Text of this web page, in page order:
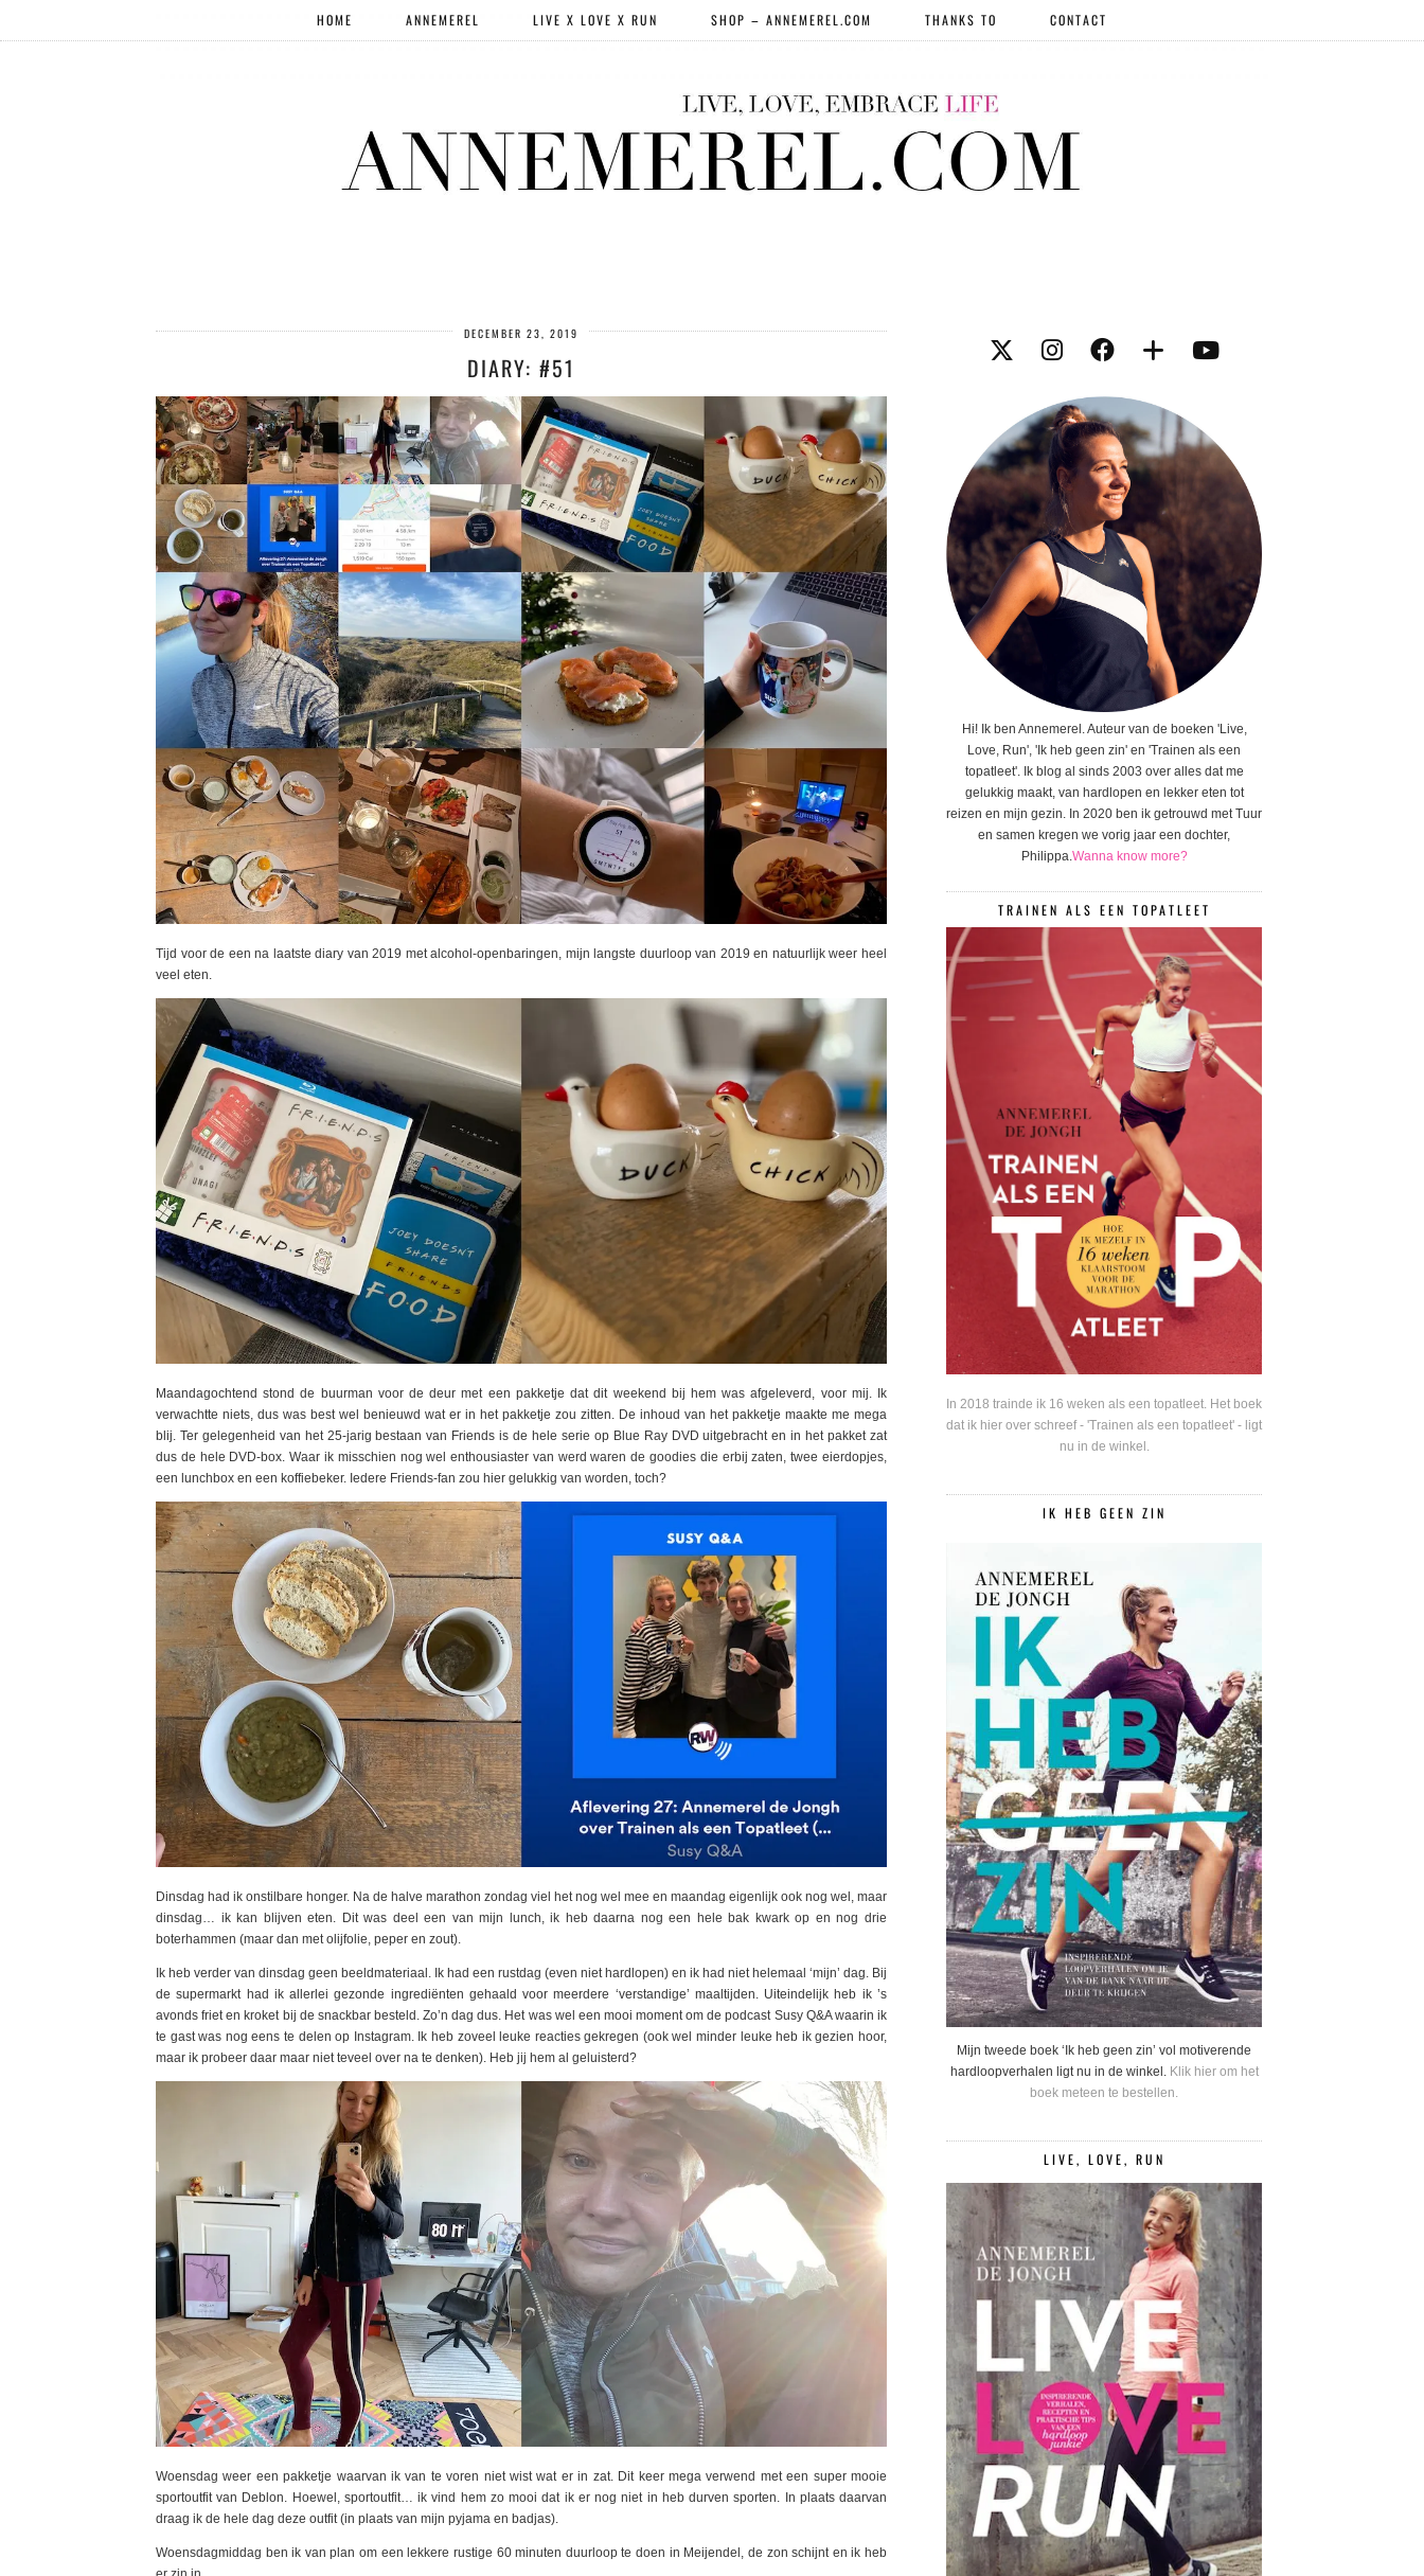
HOME ANNEMEREL LIVE X LOVE X RUN SHOP – ANNEMEREL.COM THANKS TO CONTACT
DECEMBER 23, 2019
DIARY: #51
Tijd voor de een na laatste diary van 2019 met alcohol-openbaringen, mijn langste duurloop van 2019 en natuurlijk weer heel
veel eten.
Maandagochtend stond de buurman voor de deur met een pakketje dat dit weekend bij hem was afgeleverd, voor mij. Ik
verwachtte niets, dus was best wel benieuwd wat er in het pakketje zou zitten. De inhoud van het pakketje maakte me mega
blij. Ter gelegenheid van het 25-jarig bestaan van Friends is de hele serie op Blue Ray DVD uitgebracht en in het pakket zat
dus de hele DVD-box. Waar ik misschien nog wel enthousiaster van werd waren de goodies die erbij zaten, twee eierdopjes,
een lunchbox en een koffiebeker. Iedere Friends-fan zou hier gelukkig van worden, toch?
Dinsdag had ik onstilbare honger. Na de halve marathon zondag viel het nog wel mee en maandag eigenlijk ook nog wel, maar
dinsdag… ik kan blijven eten. Dit was deel een van mijn lunch, ik heb daarna nog een hele bak kwark op en nog drie
boterhammen (maar dan met olijfolie, peper en zout).
Ik heb verder van dinsdag geen beeldmateriaal. Ik had een rustdag (even niet hardlopen) en ik had niet helemaal ‘mijn’ dag. Bij
de supermarkt had ik allerlei gezonde ingrediënten gehaald voor meerdere ‘verstandige’ maaltijden. Uiteindelijk heb ik ’s
avonds friet en kroket bij de snackbar besteld. Zo’n dag dus. Het was wel een mooi moment om de podcast Susy Q&A waarin ik
te gast was nog eens te delen op Instagram. Ik heb zoveel leuke reacties gekregen (ook wel minder leuke heb ik gezien hoor,
maar ik probeer daar maar niet teveel over na te denken). Heb jij hem al geluisterd?
Woensdag weer een pakketje waarvan ik van te voren niet wist wat er in zat. Dit keer mega verwend met een super mooie
sportoutfit van Deblon. Hoewel, sportoutfit… ik vind hem zo mooi dat ik er nog niet in heb durven sporten. In plaats daarvan
draag ik de hele dag deze outfit (in plaats van mijn pyjama en badjas).
Woensdagmiddag ben ik van plan om een lekkere rustige 60 minuten duurloop te doen in Meijendel, de zon schijnt en ik heb
Hi! Ik ben Annemerel. Auteur van de boeken 'Live,
Love, Run', 'Ik heb geen zin' en 'Trainen als een
topatleet'. Ik blog al sinds 2003 over alles dat me
gelukkig maakt, van hardlopen en lekker eten tot
reizen en mijn gezin. In 2020 ben ik getrouwd met Tuur
en samen kregen we vorig jaar een dochter,
Philippa.Wanna know more?
TRAINEN ALS EEN TOPATLEET
In 2018 trainde ik 16 weken als een topatleet. Het boek
dat ik hier over schreef - 'Trainen als een topatleet' - ligt
nu in de winkel.
IK HEB GEEN ZIN
Mijn tweede boek ‘Ik heb geen zin’ vol motiverende
hardloopverhalen ligt nu in de winkel. Klik hier om het
boek meteen te bestellen.
LIVE, LOVE, RUN